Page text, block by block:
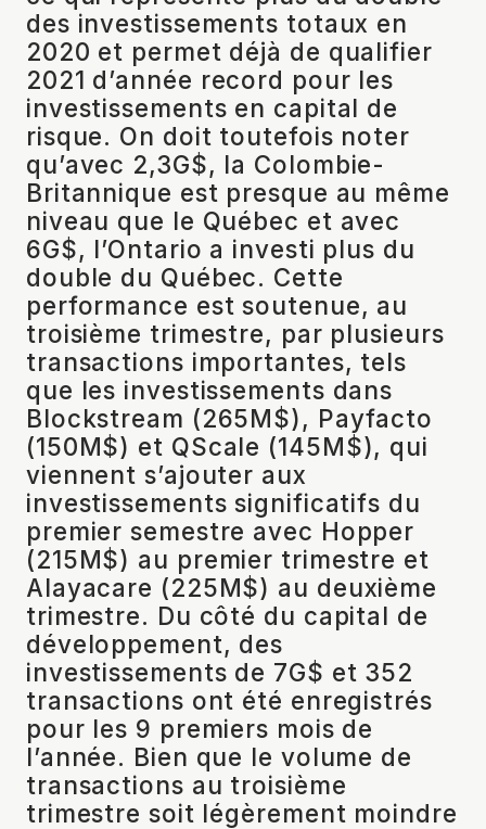
des investissements totaux en
2020 et permet déjà de qualifier
2021 d’année record pour les
investissements en capital de
risque. On doit toutefois noter
qu’avec 2,3G$, la Colombie-
Britannique est presque au même
niveau que le Québec et avec
6G$, l’Ontario a investi plus du
double du Québec. Cette
performance est soutenue, au
troisième trimestre, par plusieurs
transactions importantes, tels
que les investissements dans
Blockstream (265M$), Payfacto
(150M$) et QScale (145M$), qui
viennent s’ajouter aux
investissements significatifs du
premier semestre avec Hopper
(215M$) au premier trimestre et
Alayacare (225M$) au deuxième
trimestre. Du côté du capital de
développement, des
investissements de 7G$ et 352
transactions ont été enregistrés
pour les 9 premiers mois de
l’année. Bien que le volume de
transactions au troisième
trimestre soit légèrement moindre